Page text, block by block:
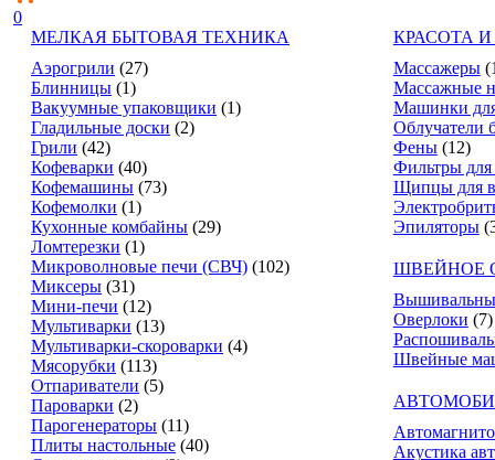
0
МЕЛКАЯ БЫТОВАЯ ТЕХНИКА
Аэрогрили (27)
Блинницы (1)
Вакуумные упаковщики (1)
Гладильные доски (2)
Грили (42)
Кофеварки (40)
Кофемашины (73)
Кофемолки (1)
Кухонные комбайны (29)
Ломтерезки (1)
Микроволновые печи (СВЧ) (102)
Миксеры (31)
Мини-печи (12)
Мультиварки (13)
Мультиварки-скороварки (4)
Мясорубки (113)
Отпариватели (5)
Пароварки (2)
Парогенераторы (11)
Плиты настольные (40)
КРАСОТА И
Массажеры
Массажные
Машинки
Облучатели
Фены (12)
Фильтры
Щипцы для
Эпиляторы
ШВЕЙНОЕ
Оверлоки (7)
Швейные
Акустика